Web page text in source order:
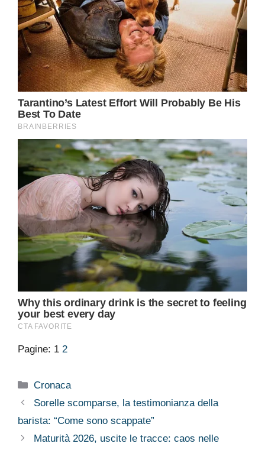
Pagine: 1 2
Categorie
Cronaca
Sorelle scomparse, la testimonianza della
barista: “Come sono scappate”
Maturità 2026, uscite le tracce: caos nelle